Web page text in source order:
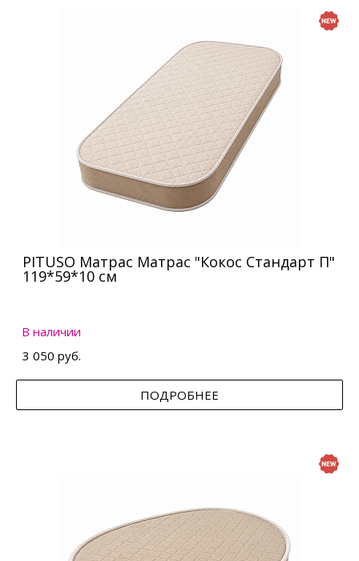
PITUSO Матрас Матрас "Кокос Стандарт П"
119*59*10 см
В наличии
3 050 руб.
ПОДРОБНЕЕ